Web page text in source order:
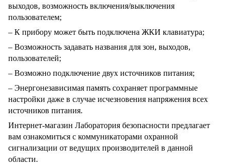
выходов, возможность включения/выключения
пользователем;
– К прибору может быть подключена ЖКИ клавиатура;
– Возможность задавать названия для зон, выходов,
пользователей;
– Возможно подключение двух источников питания;
– Энергонезависимая память сохраняет программные
настройки даже в случае исчезновения напряжения всех
источников питания.
Интернет-магазин Лаборатория безопасности предлагает
вам ознакомиться с коммуникаторами охранной
сигнализации от ведущих производителей в данной
области.